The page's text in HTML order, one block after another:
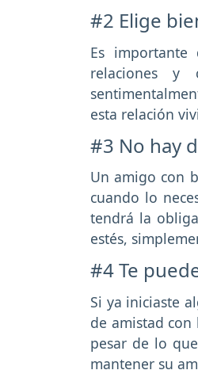
#2 Elige
Es
relaciones y
esta relación
#3 No hay
Un amigo con
cuando lo
tendrá la
estés,
#4 Te
Si ya iniciaste
de amistad
pesar de lo
mantener su